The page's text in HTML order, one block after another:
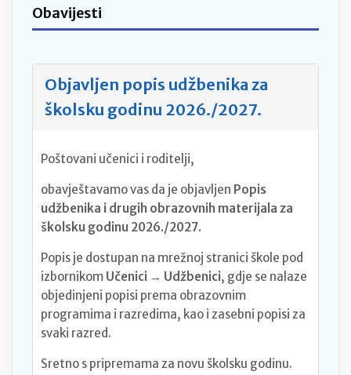
Obavijesti
Objavljen popis udžbenika za
školsku godinu 2026./2027.
Poštovani učenici i roditelji,
obavještavamo vas da je objavljen Popis
udžbenika i drugih obrazovnih materijala za
školsku godinu 2026./2027.
Popis je dostupan na mrežnoj stranici škole pod
izbornikom Učenici → Udžbenici, gdje se nalaze
objedinjeni popisi prema obrazovnim
programima i razredima, kao i zasebni popisi za
svaki razred.
Sretno s pripremama za novu školsku godinu.